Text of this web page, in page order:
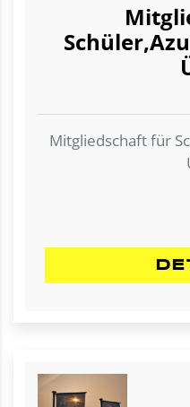
Mitgliedschaft für